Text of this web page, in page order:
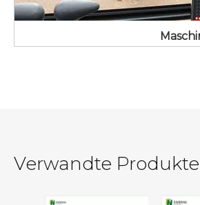
Verwandte Produkte